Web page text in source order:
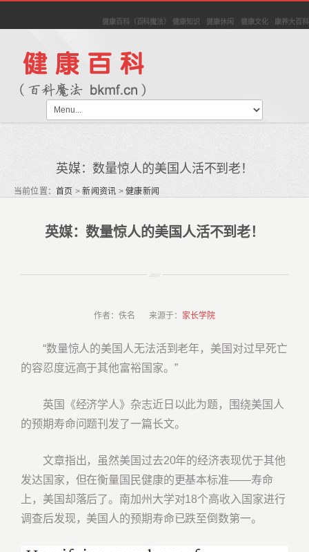
健康百科（百科魔法） 健康知识 健康休闲 健康文化 康养大百科
英媒：数量惊人的美国人活不到老！
当前位置：首页 >新闻资讯 >健康新闻
英媒：数量惊人的美国人活不到老！
作者：佚名 来源于： 家长学院
“数量惊人的美国人无法活到老年，美国对过早死亡
的容忍度远高于其他富裕国家。”
英国《经济学人》杂志近日以此为题，围绕美国人
的预期寿命问题刊发了一篇长文。
文章指出，虽然美国过去20年的经济表现优于其他
发达国家，但在衡量国民健康的更基本标准——寿命
上，美国却落后了。南加州大学对18个高收入国家进行
调查后发现，美国人的预期寿命已跌至倒数第一。